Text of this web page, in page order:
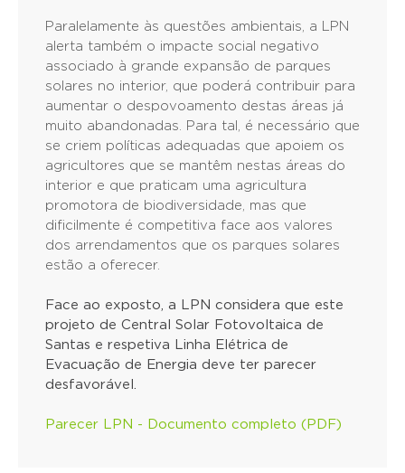
Paralelamente às questões ambientais, a LPN
alerta também o impacte social negativo
associado à grande expansão de parques
solares no interior, que poderá contribuir para
aumentar o despovoamento destas áreas já
muito abandonadas. Para tal, é necessário que
se criem políticas adequadas que apoiem os
agricultores que se mantêm nestas áreas do
interior e que praticam uma agricultura
promotora de biodiversidade, mas que
dificilmente é competitiva face aos valores
dos arrendamentos que os parques solares
estão a oferecer.
Face ao exposto, a LPN considera que este
projeto de Central Solar Fotovoltaica de
Santas e respetiva Linha Elétrica de
Evacuação de Energia deve ter parecer
desfavorável.
Parecer LPN - Documento completo (PDF)